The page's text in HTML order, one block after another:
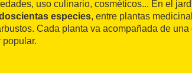
uso culinario, cosméticos... En el
especies, entre plantas
Cada planta va acompañada de una
popular.